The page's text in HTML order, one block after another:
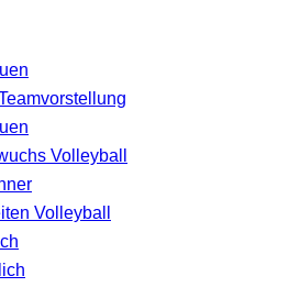
Volleyball
Volleyball